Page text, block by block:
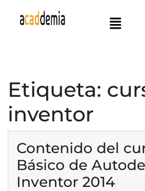
Etiqueta:
inventor
Contenido del
Básico de
Inventor 2014